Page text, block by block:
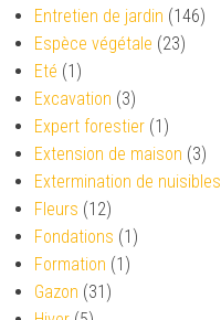
Entretien de jardin (146)
Espèce végétale (23)
Eté (1)
Excavation (3)
Expert forestier (1)
Extension de maison (3)
Extermination de nuisibles
Fleurs (12)
Fondations (1)
Formation (1)
Gazon (31)